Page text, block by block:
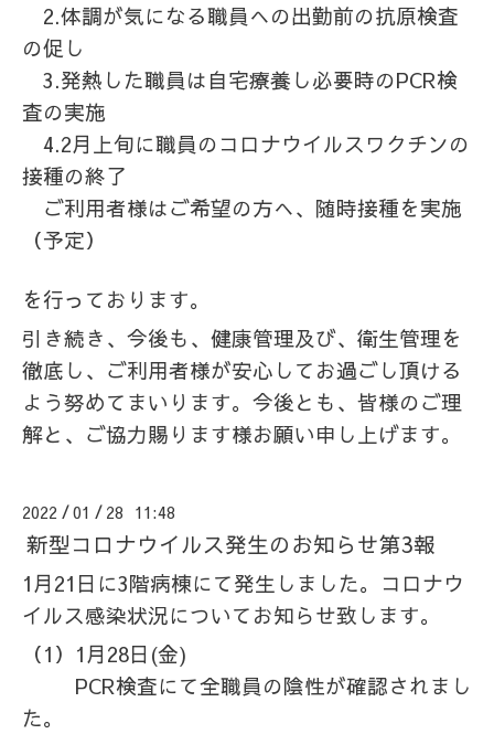
2.体調が気になる職員への出勤前の抗原検査
の促し
3.発熱した職員は自宅療養し必要時のPCR検
査の実施
4.2月上旬に職員のコロナウイルスワクチンの
接種の終了
ご利用者様はご希望の方へ、随時接種を実施
（予定）
を行っております。
引き続き、今後も、健康管理及び、衛生管理を
徹底し、ご利用者様が安心してお過ごし頂ける
よう努めてまいります。今後とも、皆様のご理
解と、ご協力賜ります様お願い申し上げます。
2022 /01 / 28 11:48
新型コロナウイルス発生のお知らせ第3報
1月21日に3階病棟にて発生しました。コロナウ
イルス感染状況についてお知らせ致します。
（1）1月28日(金)
PCR検査にて全職員の陰性が確認されまし
た。